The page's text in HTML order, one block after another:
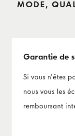
MODE,
Garantie de
Si vous n’êtes
nous vous les
remboursant